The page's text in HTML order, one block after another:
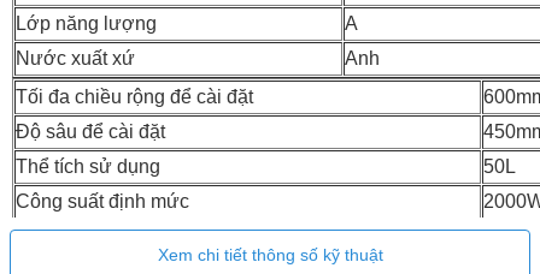
Lớp năng lượng
A
Nước xuất xứ
Anh
Tối đa chiều rộng để cài đặt
Độ sâu để cài đặt
Thể tích sử dụng
50L
Công suất định mức
Xem chi tiết thông số kỹ thuật